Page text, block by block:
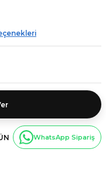
WhatsApp Sipariş